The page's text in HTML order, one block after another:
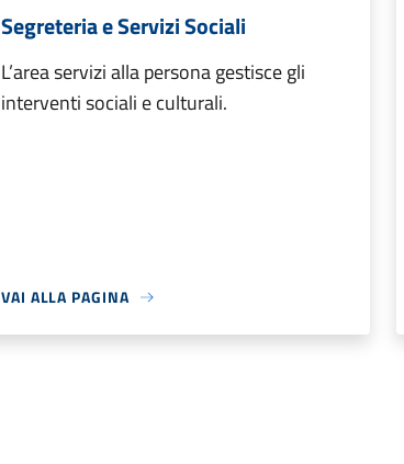
Segreteria e Servizi Sociali
L’area servizi alla persona gestisce gli
interventi sociali e culturali.
VAI ALLA PAGINA